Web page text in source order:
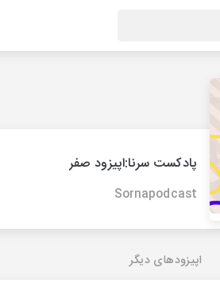
پادکست سرنا:اپیزود صفر
Sornapodcast
اپیزودهای دیگر